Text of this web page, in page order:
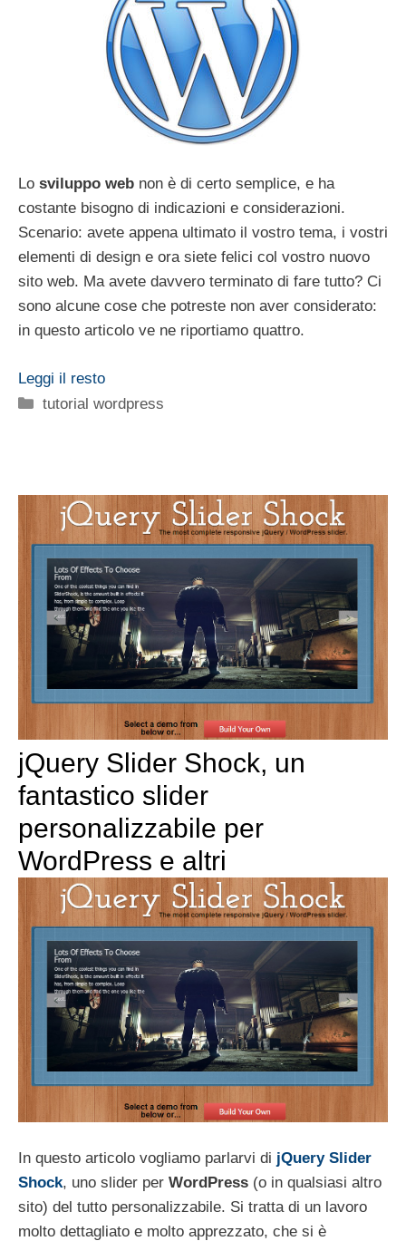
Lo sviluppo web non è di certo semplice, e ha
costante bisogno di indicazioni e considerazioni.
Scenario: avete appena ultimato il vostro tema, i vostri
elementi di design e ora siete felici col vostro nuovo
sito web. Ma avete davvero terminato di fare tutto? Ci
sono alcune cose che potreste non aver considerato:
in questo articolo ve ne riportiamo quattro.
Leggi il resto
Categorie
tutorial wordpress
jQuery Slider Shock, un
fantastico slider
personalizzabile per
WordPress e altri
In questo articolo vogliamo parlarvi di jQuery Slider
Shock, uno slider per WordPress (o in qualsiasi altro
sito) del tutto personalizzabile. Si tratta di un lavoro
molto dettagliato e molto apprezzato, che si è